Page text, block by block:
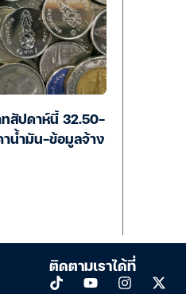
ทสัปดาห์นี้ 32.50-
าน้ำมัน-ข้อมูลจ้าง
ติดตามเราได้ที่